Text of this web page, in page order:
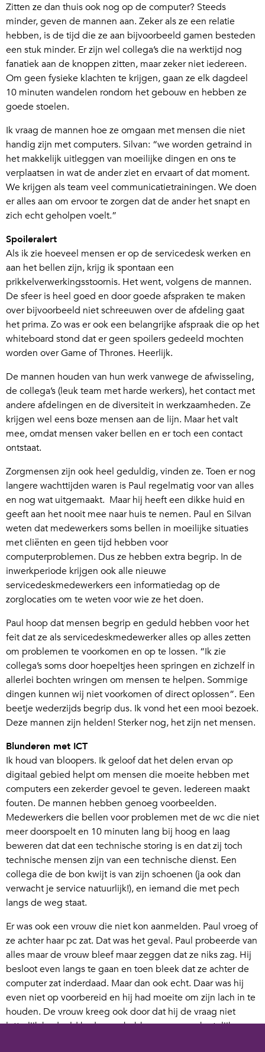
Zitten ze dan thuis ook nog op de computer? Steeds
minder, geven de mannen aan. Zeker als ze een relatie
hebben, is de tijd die ze aan bijvoorbeeld gamen besteden
een stuk minder. Er zijn wel collega’s die na werktijd nog
fanatiek aan de knoppen zitten, maar zeker niet iedereen.
Om geen fysieke klachten te krijgen, gaan ze elk dagdeel
10 minuten wandelen rondom het gebouw en hebben ze
goede stoelen.
Ik vraag de mannen hoe ze omgaan met mensen die niet
handig zijn met computers. Silvan: “we worden getraind in
het makkelijk uitleggen van moeilijke dingen en ons te
verplaatsen in wat de ander ziet en ervaart of dat moment.
We krijgen als team veel communicatietrainingen. We doen
er alles aan om ervoor te zorgen dat de ander het snapt en
zich echt geholpen voelt.”
Spoileralert
Als ik zie hoeveel mensen er op de servicedesk werken en
aan het bellen zijn, krijg ik spontaan een
prikkelverwerkingsstoornis. Het went, volgens de mannen.
De sfeer is heel goed en door goede afspraken te maken
over bijvoorbeeld niet schreeuwen over de afdeling gaat
het prima. Zo was er ook een belangrijke afspraak die op het
whiteboard stond dat er geen spoilers gedeeld mochten
worden over Game of Thrones. Heerlijk.
De mannen houden van hun werk vanwege de afwisseling,
de collega’s (leuk team met harde werkers), het contact met
andere afdelingen en de diversiteit in werkzaamheden. Ze
krijgen wel eens boze mensen aan de lijn. Maar het valt
mee, omdat mensen vaker bellen en er toch een contact
ontstaat.
Zorgmensen zijn ook heel geduldig, vinden ze. Toen er nog
langere wachttijden waren is Paul regelmatig voor van alles
en nog wat uitgemaakt. Maar hij heeft een dikke huid en
geeft aan het nooit mee naar huis te nemen. Paul en Silvan
weten dat medewerkers soms bellen in moeilijke situaties
met cliënten en geen tijd hebben voor
computerproblemen. Dus ze hebben extra begrip. In de
inwerkperiode krijgen ook alle nieuwe
servicedeskmedewerkers een informatiedag op de
zorglocaties om te weten voor wie ze het doen.
Paul hoop dat mensen begrip en geduld hebben voor het
feit dat ze als servicedeskmedewerker alles op alles zetten
om problemen te voorkomen en op te lossen. “Ik zie
collega’s soms door hoepeltjes heen springen en zichzelf in
allerlei bochten wringen om mensen te helpen. Sommige
dingen kunnen wij niet voorkomen of direct oplossen”. Een
beetje wederzijds begrip dus. Ik vond het een mooi bezoek.
Deze mannen zijn helden! Sterker nog, het zijn net mensen.
Blunderen met ICT
Ik houd van bloopers. Ik geloof dat het delen ervan op
digitaal gebied helpt om mensen die moeite hebben met
computers een zekerder gevoel te geven. Iedereen maakt
fouten. De mannen hebben genoeg voorbeelden.
Medewerkers die bellen voor problemen met de wc die niet
meer doorspoelt en 10 minuten lang bij hoog en laag
beweren dat dat een technische storing is en dat zij toch
technische mensen zijn van een technische dienst. Een
collega die de bon kwijt is van zijn schoenen (ja ook dan
verwacht je service natuurlijk!), en iemand die met pech
langs de weg staat.
Er was ook een vrouw die niet kon aanmelden. Paul vroeg of
ze achter haar pc zat. Dat was het geval. Paul probeerde van
alles maar de vrouw bleef maar zeggen dat ze niks zag. Hij
besloot even langs te gaan en toen bleek dat ze achter de
computer zat inderdaad. Maar dan ook echt. Daar was hij
even niet op voorbereid en hij had moeite om zijn lach in te
houden. De vrouw kreeg ook door dat hij de vraag niet
letterlijk bedoeld had en ze hebben er samen hartelijk om